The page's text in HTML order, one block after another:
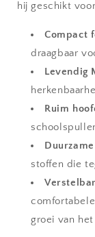
hij geschikt
Compact
draagbaar
Levendig
Ruim
stoffen die
groei van